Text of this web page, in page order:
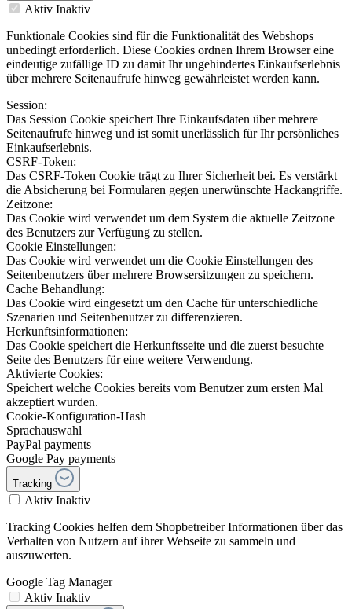
Aktiv Inaktiv
Funktionale Cookies sind für die Funktionalität des Webshops
unbedingt erforderlich. Diese Cookies ordnen Ihrem Browser eine
eindeutige zufällige ID zu damit Ihr ungehindertes Einkaufserlebnis
über mehrere Seitenaufrufe hinweg gewährleistet werden kann.
Session:
Das Session Cookie speichert Ihre Einkaufsdaten über mehrere
Seitenaufrufe hinweg und ist somit unerlässlich für Ihr persönliches
Einkaufserlebnis.
CSRF-Token:
Das CSRF-Token Cookie trägt zu Ihrer Sicherheit bei. Es verstärkt
die Absicherung bei Formularen gegen unerwünschte Hackangriffe.
Zeitzone:
Das Cookie wird verwendet um dem System die aktuelle Zeitzone
des Benutzers zur Verfügung zu stellen.
Cookie Einstellungen:
Das Cookie wird verwendet um die Cookie Einstellungen des
Seitenbenutzers über mehrere Browsersitzungen zu speichern.
Cache Behandlung:
Das Cookie wird eingesetzt um den Cache für unterschiedliche
Szenarien und Seitenbenutzer zu differenzieren.
Herkunftsinformationen:
Das Cookie speichert die Herkunftsseite und die zuerst besuchte
Seite des Benutzers für eine weitere Verwendung.
Aktivierte Cookies:
Speichert welche Cookies bereits vom Benutzer zum ersten Mal
akzeptiert wurden.
Cookie-Konfiguration-Hash
Sprachauswahl
PayPal payments
Google Pay payments
Tracking
Aktiv Inaktiv
Tracking Cookies helfen dem Shopbetreiber Informationen über das
Verhalten von Nutzern auf ihrer Webseite zu sammeln und
auszuwerten.
Google Tag Manager
Aktiv Inaktiv